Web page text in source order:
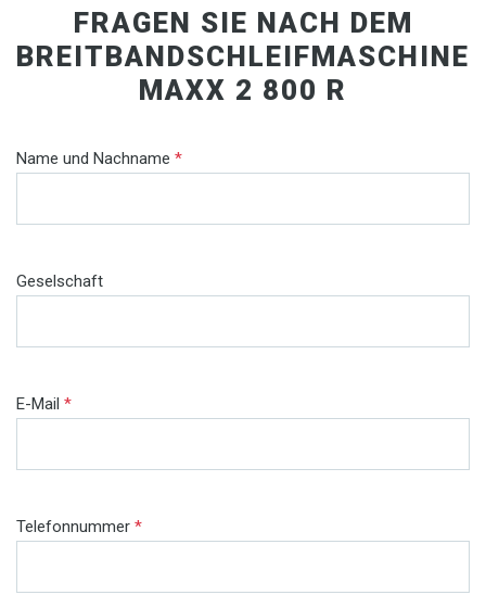
FRAGEN SIE NACH DEM
BREITBANDSCHLEIFMASCHINE
MAXX 2 800 R
Name und Nachname *
Geselschaft
E-Mail *
Telefonnummer *